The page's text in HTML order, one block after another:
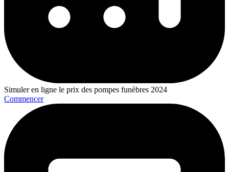
Simuler en ligne le prix des pompes funèbres 2024
Commencer